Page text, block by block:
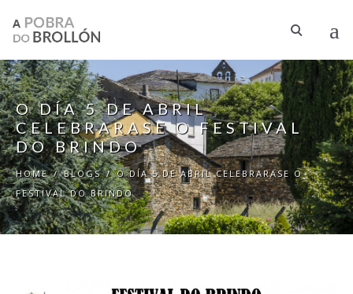
O DÍA 5 DE ABRIL
CELEBRARASE O FESTIVAL
DO BRINDO
HOME / BLOGS / O DÍA 5 DE ABRIL CELEBRARASE O
FESTIVAL DO BRINDO